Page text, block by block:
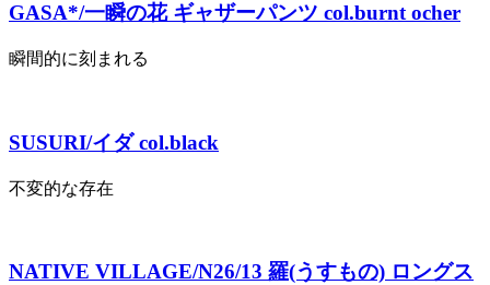
GASA*/一瞬の花 ギャザーパンツ col.burnt ocher
瞬間的に刻まれる
SUSURI/イダ col.black
不変的な存在
NATIVE VILLAGE/N26/13 羅(うすもの) ロングス